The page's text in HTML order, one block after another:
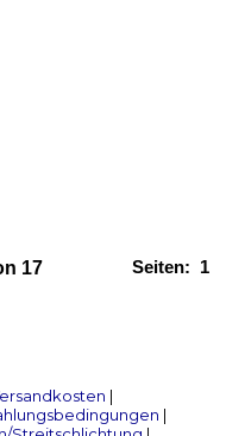
Seiten: 1
17
|
|